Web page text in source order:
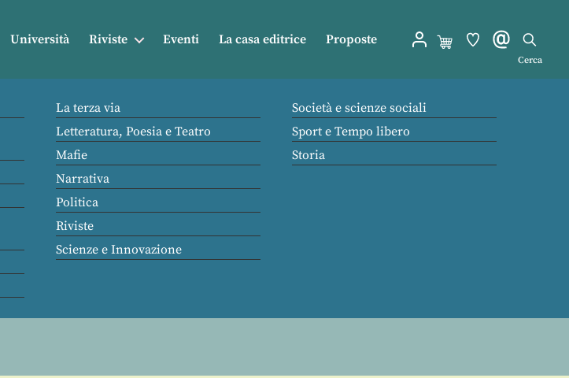
Università Riviste Eventi La casa editrice Proposte
Cerca
La terza via
Letteratura, Poesia e Teatro
Mafie
Narrativa
Politica
Riviste
Scienze e Innovazione
Società e scienze sociali
Sport e Tempo libero
Storia